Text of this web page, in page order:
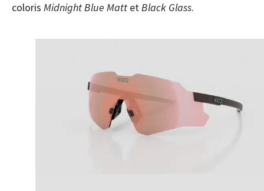
coloris Midnight Blue Matt etBlack Glass.